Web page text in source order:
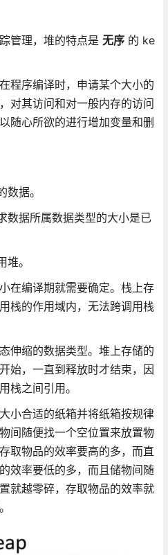
管理，堆的特点是 无序的 ke
程序编译时，申请某个大小的
对其访问和对一般内存的访问
随心所欲的进行增加变量和删
据。
数据所属数据类型的大小是已
。
在编译期就需要确定。栈上存
栈的作用域内，无法跨调用栈
伸缩的数据类型。堆上存储的
始，一直到释放时才结束，因
栈之间引用。
小合适的纸箱并将纸箱按规律
间随便找一个空位置来放置物
取物品的效率要高的多，而直
效率要低的多，而且储物间随
就越零碎，存取物品的效率就